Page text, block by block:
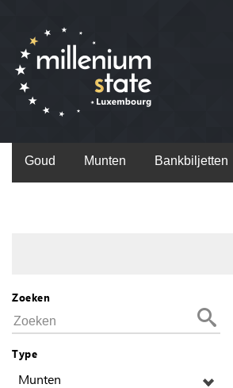
Goud Munten Bankbiljetten
Zoeken
Type
Munten